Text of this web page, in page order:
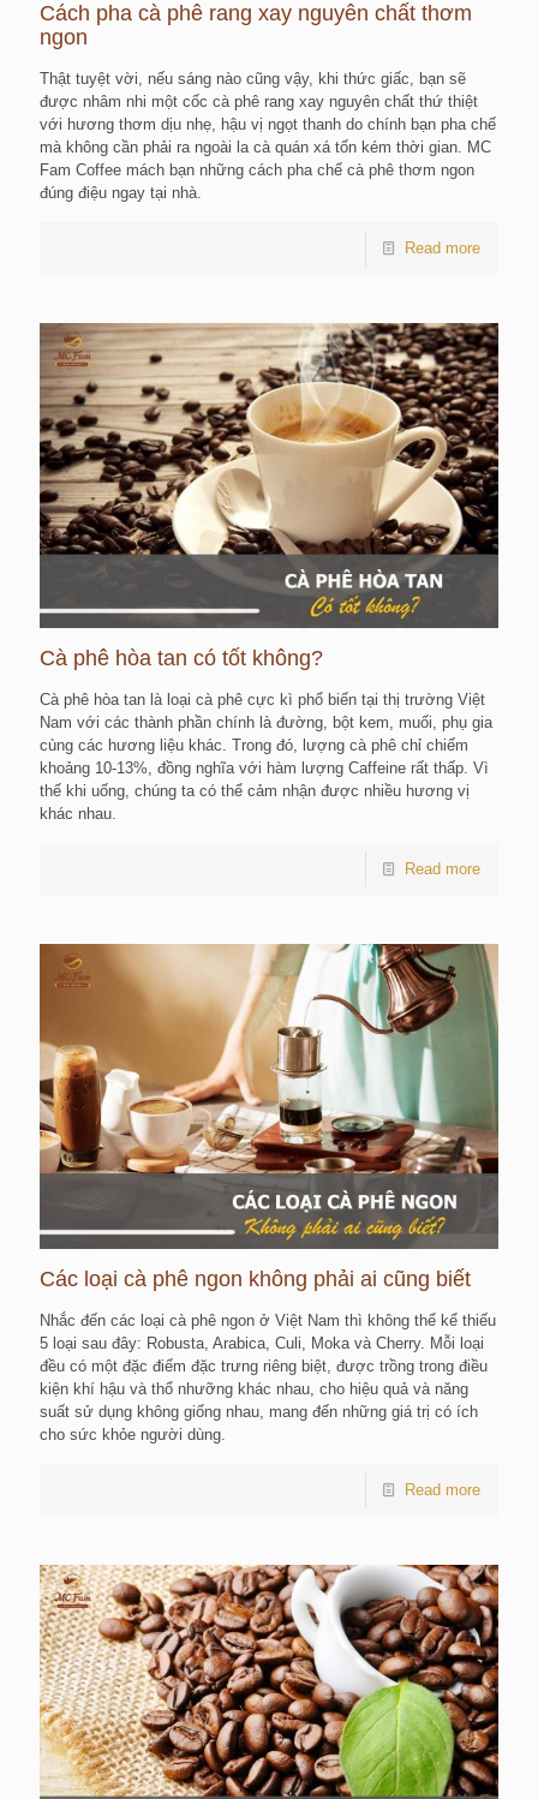
Cách pha cà phê rang xay nguyên chất thơm
ngon
Thật tuyệt vời, nếu sáng nào cũng vậy, khi thức giấc, bạn sẽ
được nhâm nhi một cốc cà phê rang xay nguyên chất thứ thiệt
với hương thơm dịu nhẹ, hậu vị ngọt thanh do chính bạn pha chế
mà không cần phải ra ngoài la cà quán xá tốn kém thời gian. MC
Fam Coffee mách bạn những cách pha chế cà phê thơm ngon
đúng điệu ngay tại nhà.
Read more
Cà phê hòa tan có tốt không?
Cà phê hòa tan là loại cà phê cực kì phổ biến tại thị trường Việt
Nam với các thành phần chính là đường, bột kem, muối, phụ gia
cùng các hương liệu khác. Trong đó, lượng cà phê chỉ chiếm
khoảng 10-13%, đồng nghĩa với hàm lượng Caffeine rất thấp. Vì
thế khi uống, chúng ta có thể cảm nhận được nhiều hương vị
khác nhau.
Read more
Các loại cà phê ngon không phải ai cũng biết
Nhắc đến các loại cà phê ngon ở Việt Nam thì không thể kể thiếu
5 loại sau đây: Robusta, Arabica, Culi, Moka và Cherry. Mỗi loại
đều có một đặc điểm đặc trưng riêng biệt, được trồng trong điều
kiện khí hậu và thổ nhưỡng khác nhau, cho hiệu quả và năng
suất sử dụng không giống nhau, mang đến những giá trị có ích
cho sức khỏe người dùng.
Read more